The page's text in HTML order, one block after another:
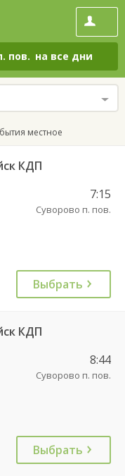
пов. на все дни
местное
КДП
7:15
Суворово п. пов.
Выбрать
КДП
8:44
Суворово п. пов.
Выбрать